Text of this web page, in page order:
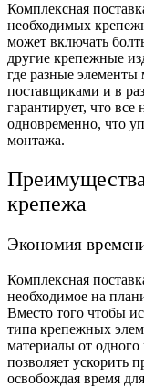
Комплексная
необходимых
может включать
другие крепежные
где разные
поставщиками и в
гарантирует, что
одновременно, что
монтажа.
крепежа
Экономия
Комплексная
необходимое на
Вместо того чтобы
типа крепежных
материалы от
позволяет ускорить
освобождая время